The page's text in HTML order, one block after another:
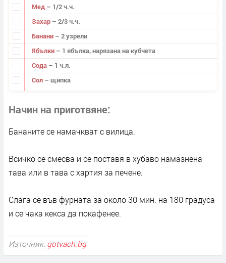
Мед – 1/2 ч.ч.
Захар – 2/3 ч.ч.
Банани – 2 узрели
Ябълки – 1 ябълка, нарязана на кубчета
Сода – 1 ч.л.
Сол – щипка
Начин на приготвяне
Бананите се намачкват с вилица.
Всичко се смесва и се поставя в хубаво намазнена
тава или в тава с хартия за печене.
Слага се във фурната за около 30 мин. на 180 градуса
и се чака кекса да покафенее.
Източник: gotvach.bg